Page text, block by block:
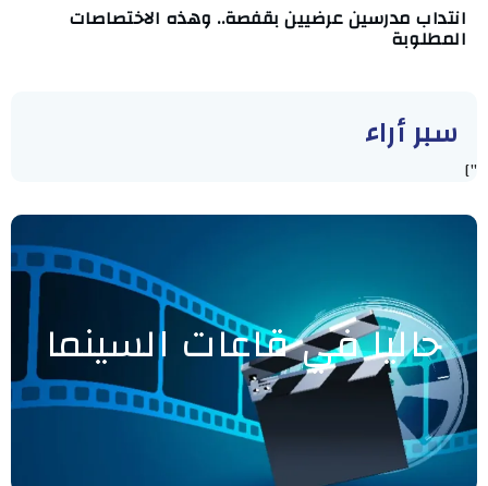
انتداب مدرسين عرضيين بقفصة.. وهذه الاختصاصات
المطلوبة
سبر أراء
"]
حاليا في قاعات السينما